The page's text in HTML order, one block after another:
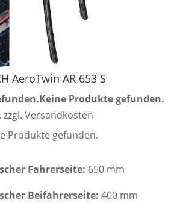
AeroTwin AR 653 S
Keine Produkte gefunden.
zzgl. Versandkosten
Produkte gefunden.
Fahrerseite: 650 mm
Beifahrerseite: 400 mm